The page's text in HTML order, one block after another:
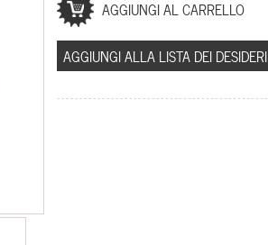
AGGIUNGI ALLA LISTA DEI DESIDERI